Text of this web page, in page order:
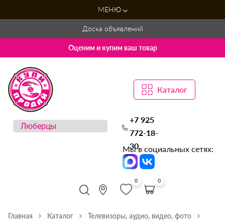
МЕНЮ
Доска объявлений
Оценим и купим ваш товар
Каталог
+7 925
772-18-
30
Мы в социальных сетях:
0 0
Главная Каталог
Телевизоры, аудио, видео, фото